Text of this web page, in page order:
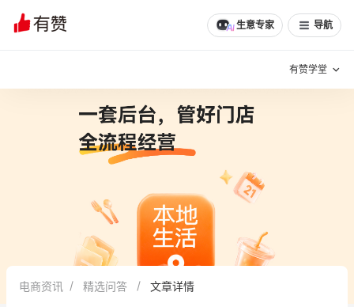
生意专家 导航
有赞学堂
增长方法
有赞专家说
新零售最佳实践
面对面聊增长
电商资讯 精选问答 文章详情